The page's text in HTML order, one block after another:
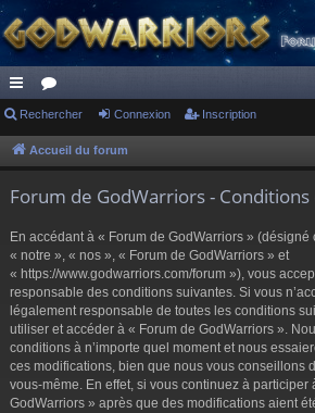
ac
co
s
or
u
Rechercher Connexion Inscription
Accueil du forum
Forum de GodWarriors - Conditions
En accédant à « Forum de GodWarriors »
« notre », « nos », « Forum de GodWarriors » et
« https://www.godwarriors.com/forum »), vous
responsable des conditions suivantes. Si vous
légalement responsable de toutes les conditions
utiliser et accéder à « Forum de GodWarriors ».
conditions à n’importe quel moment et nous
ces modifications, bien que nous vous conseillons
vous-même. En effet, si vous continuez à participer
GodWarriors » après que des modifications aient